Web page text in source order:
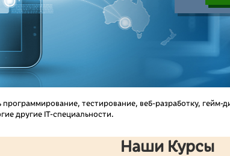
тестирование, веб-разработку, гейм-
другие IT-специальности.
Наши Курсы